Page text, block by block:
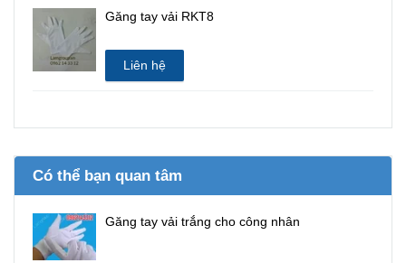
Găng tay vải RKT8
Liên hệ
Có thể bạn quan tâm
Găng tay vải trắng cho công nhân